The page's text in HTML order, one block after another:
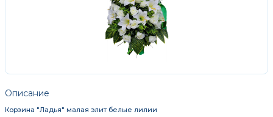
Описание
Корзина "Ладья" малая элит белые лилии